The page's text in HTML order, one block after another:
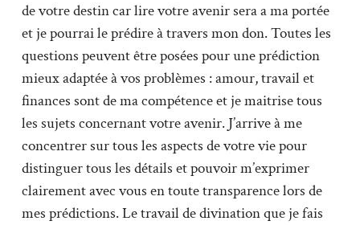
de votre destin car lire votre avenir sera a ma portée
et je pourrai le prédire à travers mon don. Toutes les
questions peuvent être posées pour une prédiction
mieux adaptée à vos problèmes : amour, travail et
finances sont de ma compétence et je maitrise tous
les sujets concernant votre avenir. J’arrive à me
concentrer sur tous les aspects de votre vie pour
distinguer tous les détails et pouvoir m’exprimer
clairement avec vous en toute transparence lors de
mes prédictions. Le travail de divination que je fais